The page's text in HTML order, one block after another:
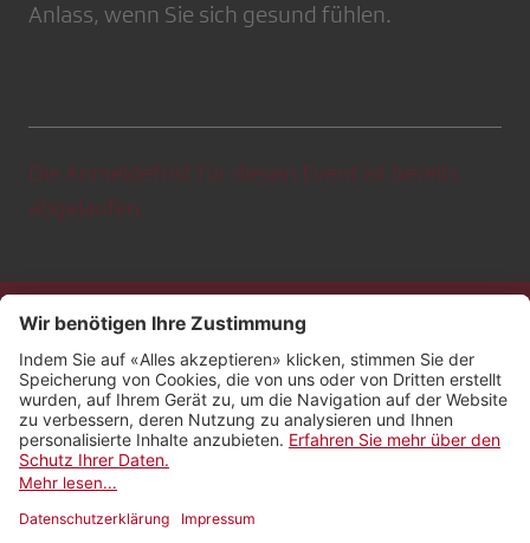
Anlass, wenn Sie sich gesund fühlen.
Die Anmeldefrist für diesen Event ist bereits
abgelaufen.
Kontakt
Impressum
Rechtliches
Netiquette